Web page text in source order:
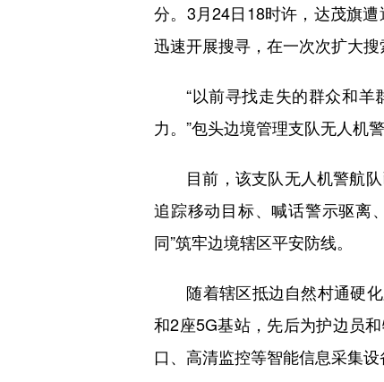
分。3月24日18时许，达茂旗
迅速开展搜寻，在一次次扩大
“以前寻找走失的群众和羊
力。”包头边境管理支队无人机
目前，该支队无人机警航队
追踪移动目标、喊话警示驱离
同”筑牢边境辖区平安防线。
随着辖区抵边自然村通硬化
和2座5G基站，先后为护边员
口、高清监控等智能信息采集设